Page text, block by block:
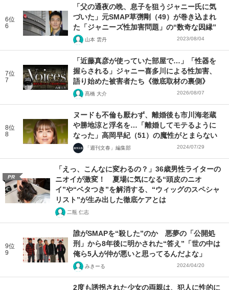
6位
6
「父の通夜の晩、息子を狙うジャニー氏に気
づいた」元SMAP草彅剛（49）が巻き込まれ
た「ジャニーズ性加害問題」の“数奇な因縁”
山本 雲丹 2023/08/04
7位
7
「近藤真彦が使っていた部屋で…」「性器を
握らされる」ジャニー喜多川による性加害、
語り始めた被害者たち《徹底取材の裏側》
髙橋 大介 2026/08/07
8位
8
ヌードも不倫も厭わず、離婚後も市川海老蔵
や勝地涼と浮名を…「離婚してモテるように
なった」高岡早紀（51）の魔性がとまらない
「週刊文春」編集部 2024/07/29
PR
「えっ、こんなに変わるの？」36歳男性ライターの
ニオイが激変！ 夏場に気になる“頭皮のニオ
イ”や“ベタつき”を解消する、“ウィッグのスペシャ
リスト”が生み出した徹底ケアとは
二瓶 仁志
9位
9
誰がSMAPを“殺した”のか 悪夢の「公開処
刑」から8年後に明かされた“答え”「世の中は
俺ら5人が仲が悪いと思ってるんだよな」
みきーる 2024/04/20
2度も誘拐された少女の両親は、犯人に性的に